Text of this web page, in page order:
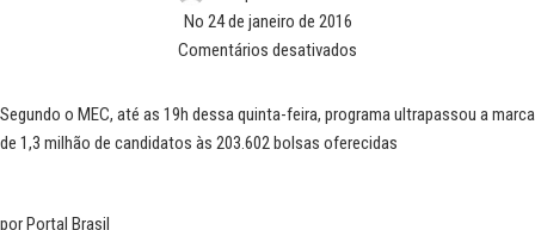
No 24 de janeiro de 2016
Comentários desativados
Segundo o MEC, até as 19h dessa quinta-feira, programa ultrapassou a marca
de 1,3 milhão de candidatos às 203.602 bolsas oferecidas
porPortal Brasil